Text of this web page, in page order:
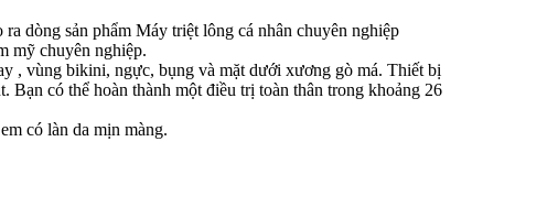
dòng sản phẩm Máy triệt lông cá nhân chuyên nghiệp
mỹ chuyên nghiệp.
, vùng bikini, ngực, bụng và mặt dưới xương gò má. Thiết bị
có thể hoàn thành một điều trị toàn thân trong khoảng 26
có làn da mịn màng.